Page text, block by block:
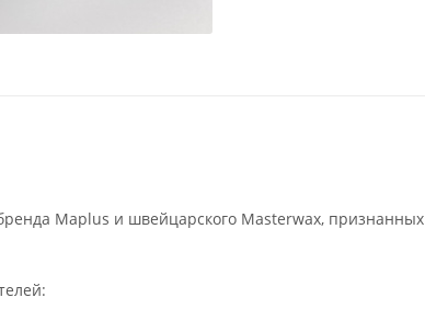
Maplus и швейцарского Masterwax, признанных